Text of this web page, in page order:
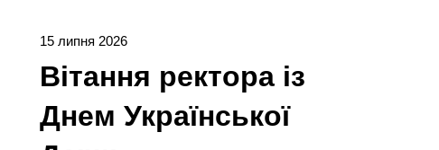
15 липня 2026
Вітання ректора із
Днем Української